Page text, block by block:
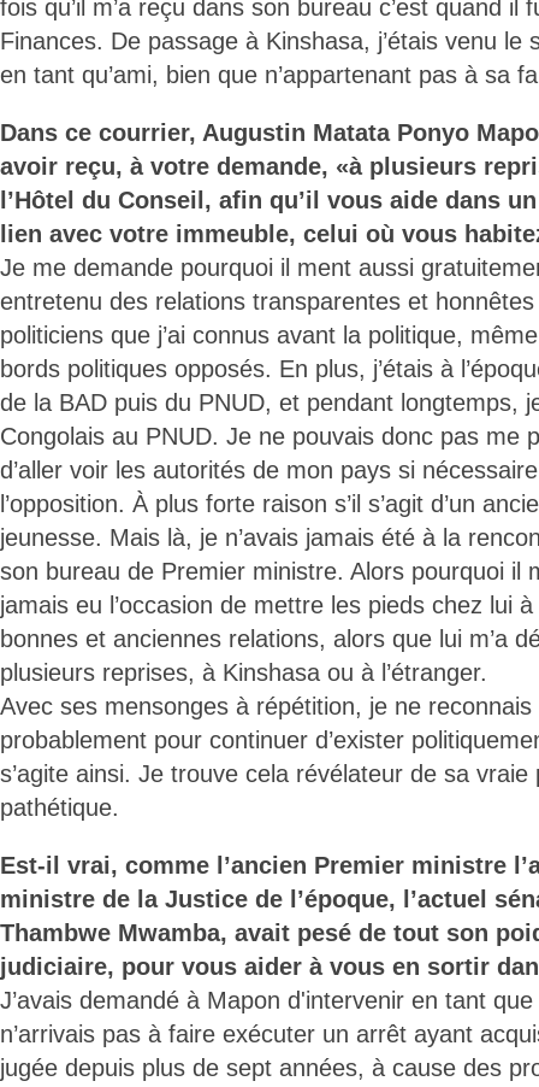
fois qu’il m’a reçu dans son bureau c’est quand il
Finances. De passage à Kinshasa, j’étais venu le
en tant qu’ami, bien que n’appartenant pas à sa
Dans ce courrier, Augustin Matata Ponyo
avoir reçu, à votre demande, «à plusieurs
l’Hôtel du Conseil, afin qu’il vous aide dans
lien avec votre immeuble, celui où vous
Je me demande pourquoi il ment aussi
entretenu des relations transparentes et
politiciens que j’ai connus avant la politique,
bords politiques opposés. En plus, j’étais à
de la BAD puis du PNUD, et pendant longtemps,
Congolais au PNUD. Je ne pouvais donc pas me
d’aller voir les autorités de mon pays si
l’opposition. À plus forte raison s’il s’agit d’un
jeunesse. Mais là, je n’avais jamais été à la
son bureau de Premier ministre. Alors pourquoi il
jamais eu l’occasion de mettre les pieds chez lui
bonnes et anciennes relations, alors que lui m’a
plusieurs reprises, à Kinshasa ou à l’étranger.
Avec ses mensonges à répétition, je ne reconnais
probablement pour continuer d’exister
s’agite ainsi. Je trouve cela révélateur de sa vraie
pathétique.
Est-il vrai, comme l’ancien Premier ministre
ministre de la Justice de l’époque, l’actuel
Thambwe Mwamba, avait pesé de tout son
judiciaire, pour vous aider à vous en sortir
J’avais demandé à Mapon d'intervenir en tant
n’arrivais pas à faire exécuter un arrêt ayant
jugée depuis plus de sept années, à cause des